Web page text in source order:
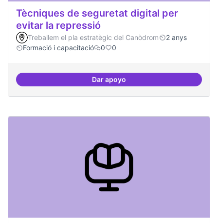
Tècniques de seguretat digital per
evitar la repressió
Treballem el pla estratègic del Canòdrom
2 anys
Formació i capacitació
0 0
Dar apoyoTècniques de seguretat digital